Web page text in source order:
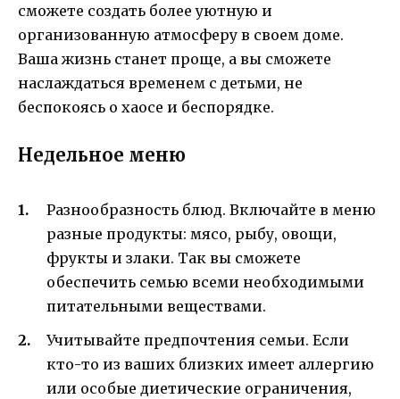
сможете создать более уютную и
организованную атмосферу в своем доме.
Ваша жизнь станет проще, а вы сможете
наслаждаться временем с детьми, не
беспокоясь о хаосе и беспорядке.
Недельное меню
Разнообразность блюд. Включайте в меню
разные продукты: мясо, рыбу, овощи,
фрукты и злаки. Так вы сможете
обеспечить семью всеми необходимыми
питательными веществами.
Учитывайте предпочтения семьи. Если
кто-то из ваших близких имеет аллергию
или особые диетические ограничения,